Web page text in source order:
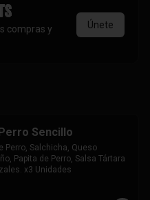
compras y
Únete
Sencillo
Perro, Salchicha, Queso
Papita de Perro, Salsa Tártara
x3 Unidades